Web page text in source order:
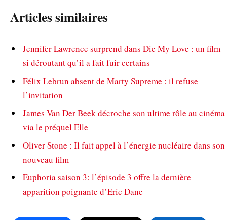
Articles similaires
Jennifer Lawrence surprend dans Die My Love : un film
si déroutant qu’il a fait fuir certains
Félix Lebrun absent de Marty Supreme : il refuse
l’invitation
James Van Der Beek décroche son ultime rôle au cinéma
via le préquel Elle
Oliver Stone : Il fait appel à l’énergie nucléaire dans son
nouveau film
Euphoria saison 3: l’épisode 3 offre la dernière
apparition poignante d’Eric Dane